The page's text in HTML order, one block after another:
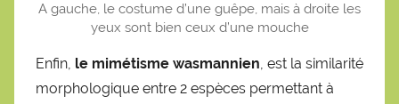
A gauche, le costume d’une guêpe, mais à droite les
yeux sont bien ceux d’une mouche
Enfin, le mimétisme wasmannien, est la similarité
morphologique entre 2 espèces permettant à